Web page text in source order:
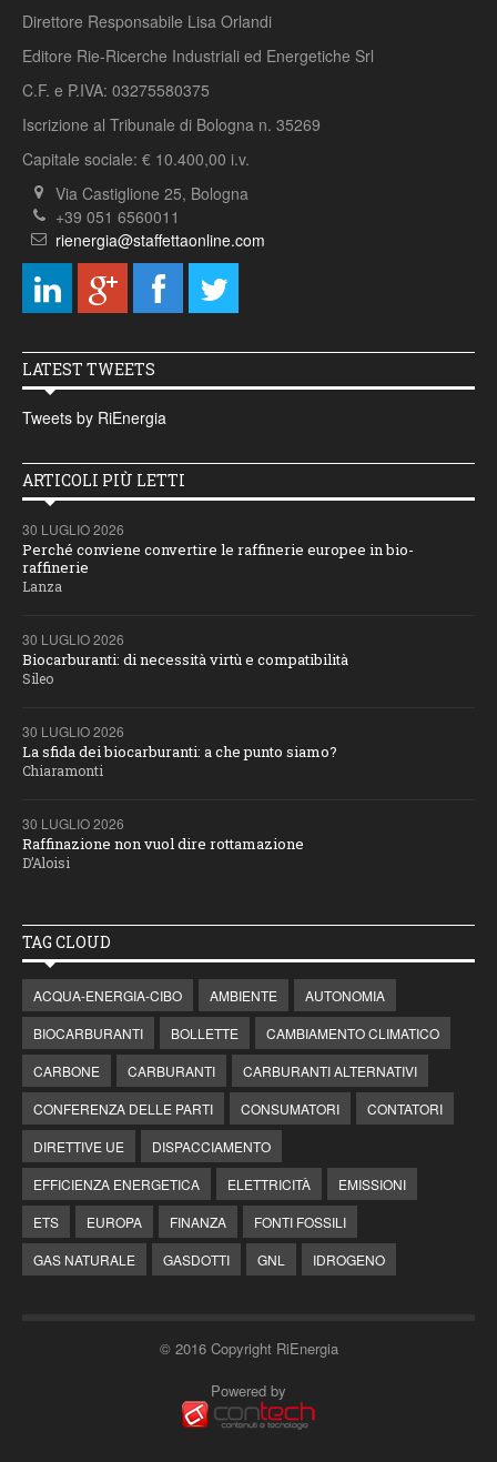
Direttore Responsabile Lisa Orlandi
Editore Rie-Ricerche Industriali ed Energetiche Srl
C.F. e P.IVA: 03275580375
Iscrizione al Tribunale di Bologna n. 35269
Capitale sociale: € 10.400,00 i.v.
Via Castiglione 25, Bologna
+39 051 6560011
rienergia@staffettaonline.com
LATEST TWEETS
Tweets by RiEnergia
ARTICOLI PIÙ LETTI
30 LUGLIO 2026
Perché conviene convertire le raffinerie europee in bio-
raffinerie
Lanza
30 LUGLIO 2026
Biocarburanti: di necessità virtù e compatibilità
Sileo
30 LUGLIO 2026
La sfida dei biocarburanti: a che punto siamo?
Chiaramonti
30 LUGLIO 2026
Raffinazione non vuol dire rottamazione
D’Aloisi
TAG CLOUD
ACQUA-ENERGIA-CIBO AMBIENTE
AUTONOMIA
BIOCARBURANTI
BOLLETTE
CAMBIAMENTO CLIMATICO
CARBONE
CARBURANTI
CARBURANTI ALTERNATIVI
CONFERENZA DELLE PARTI
CONSUMATORI
CONTATORI
DIRETTIVE UE
DISPACCIAMENTO
EFFICIENZA ENERGETICA
ELETTRICITÀ
EMISSIONI
ETS
EUROPA FINANZA
FONTI FOSSILI
GAS NATURALE
GASDOTTI GNL IDROGENO
© 2016 Copyright RiEnergia
Powered by